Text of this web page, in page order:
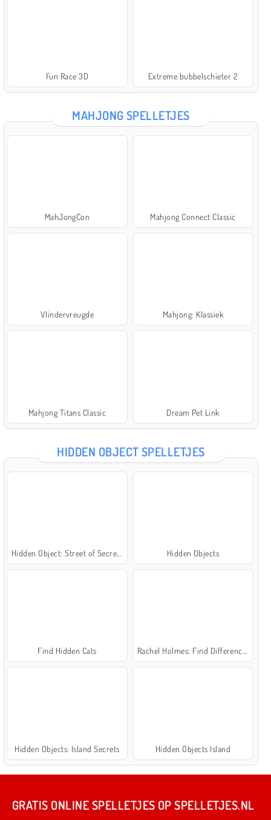
Fun Race 3D Extreme bubbelschieter 2
MAHJONG SPELLETJES
MahJongCon Mahjong Connect Classic
Vlindervreugde Mahjong: Klassiek
Mahjong Titans Classic Dream Pet Link
HIDDEN OBJECT SPELLETJES
Hidden Objects
Find Hidden Cats
Hidden Objects: Island Secrets Hidden Objects Island
GRATIS ONLINE SPELLETJES OP SPELLETJES.NL